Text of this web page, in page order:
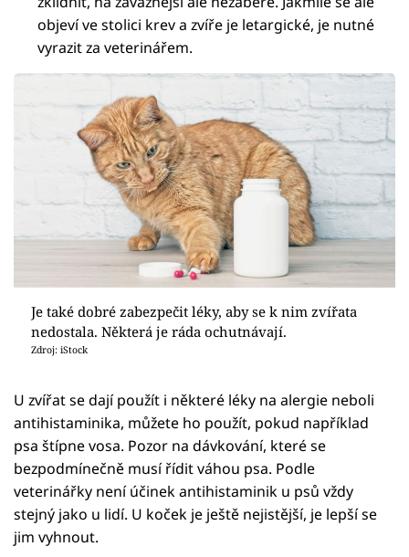
objeví ve stolici krev a zvíře je letargické, je nutné
vyrazit za veterinářem.
Je také dobré zabezpečit léky, aby se k nim zvířata
nedostala. Některá je ráda ochutnávají.
Zdroj: iStock
U zvířat se dají použít i některé léky na alergie neboli
antihistaminika, můžete ho použít, pokud například
psa štípne vosa. Pozor na dávkování, které se
bezpodmínečně musí řídit váhou psa. Podle
veterinářky není účinek antihistaminik u psů vždy
stejný jako u lidí. U koček je ještě nejistější, je lepší se
jim vyhnout.